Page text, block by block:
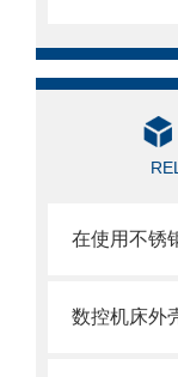
数控机床外